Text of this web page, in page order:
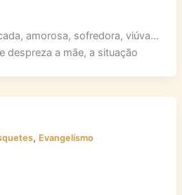
amorosa, sofredora, viúva…
despreza a mãe, a situação
, Evangelismo